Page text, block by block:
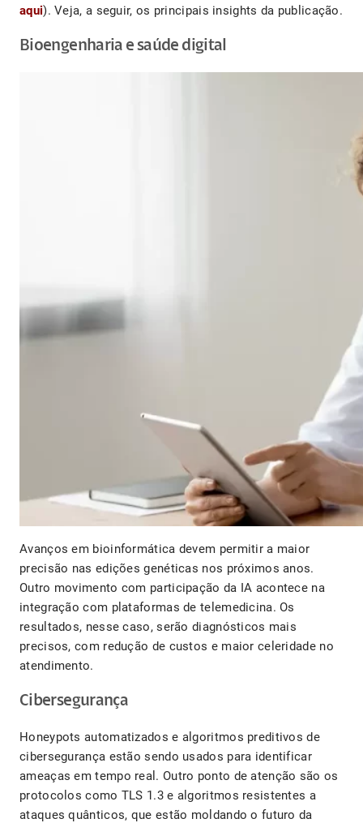
aqui). Veja, a seguir, os principais insights da publicação.
Bioengenharia e saúde digital
Avanços em bioinformática devem permitir a maior
precisão nas edições genéticas nos próximos anos.
Outro movimento com participação da IA acontece na
integração com plataformas de telemedicina. Os
resultados, nesse caso, serão diagnósticos mais
precisos, com redução de custos e maior celeridade no
atendimento.
Cibersegurança
Honeypots automatizados e algoritmos preditivos de
cibersegurança estão sendo usados para identificar
ameaças em tempo real. Outro ponto de atenção são os
protocolos como TLS 1.3 e algoritmos resistentes a
ataques quânticos, que estão moldando o futuro da